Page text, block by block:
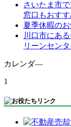
さいたま市
窓口もおす
夏季休暇の
川口市にあ
リーンセン
カレンダ―
1